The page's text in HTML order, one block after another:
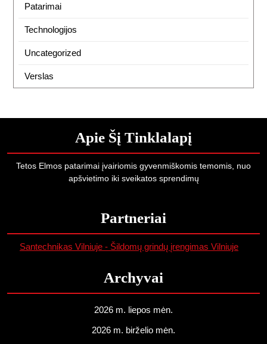
Patarimai
Technologijos
Uncategorized
Verslas
Apie Šį Tinklalapį
Tetos Elmos patarimai įvairiomis gyvenmiškomis temomis, nuo
apšvietimo iki sveikatos sprendimų
Partneriai
Santechnikas Vilniuje - Šildomų grindų įrengimas Vilniuje
Archyvai
2026 m. liepos mėn.
2026 m. birželio mėn.